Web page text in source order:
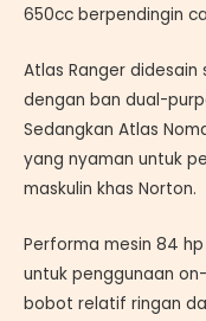
650cc berpendingin
Atlas Ranger
dengan ban dual-
Sedangkan Atlas
yang nyaman untuk
maskulin khas Norton.
Performa mesin 84
untuk penggunaan
bobot relatif ringan